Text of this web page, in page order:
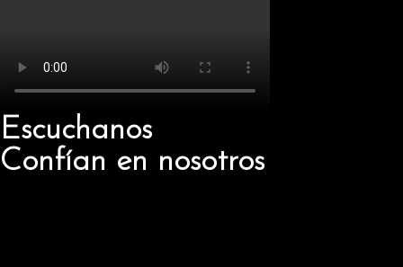
Escuchanos
Confían en nosotros